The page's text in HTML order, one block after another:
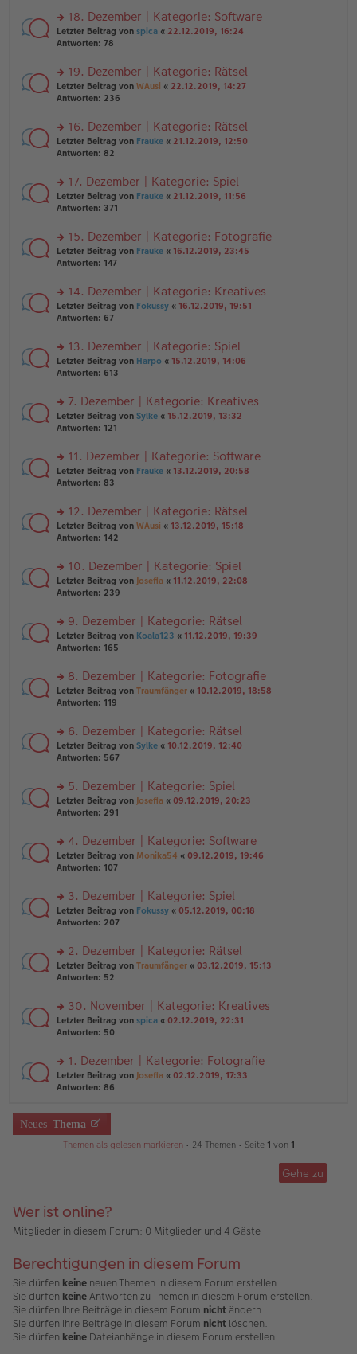
tr
a
g
e
n
er
tr
a
g
n
g
el
e
n
er
tr
a
g
rs
te
n
g
el
e
n
er
tr
a
g
18. Dezember | Kategorie: Software
Letzter Beitrag von spica « 22.12.2019, 16:24
Antworten: 78
rs
te
n
g
el
e
n
er
tr
a
g
19. Dezember | Kategorie: Rätsel
Letzter Beitrag von WAusi « 22.12.2019, 14:27
Antworten: 236
rs
te
n
g
el
e
n
er
tr
a
g
16. Dezember | Kategorie: Rätsel
Letzter Beitrag von Frauke « 21.12.2019, 12:50
Antworten: 82
rs
te
n
g
el
e
n
er
tr
a
g
17. Dezember | Kategorie: Spiel
Letzter Beitrag von Frauke « 21.12.2019, 11:56
Antworten: 371
rs
te
n
g
el
e
n
er
tr
a
g
15. Dezember | Kategorie: Fotografie
Letzter Beitrag von Frauke « 16.12.2019, 23:45
Antworten: 147
rs
te
n
g
el
e
n
er
tr
a
g
14. Dezember | Kategorie: Kreatives
Letzter Beitrag von Fokussy « 16.12.2019, 19:51
Antworten: 67
rs
te
n
g
el
e
n
er
tr
a
g
13. Dezember | Kategorie: Spiel
Letzter Beitrag von Harpo « 15.12.2019, 14:06
Antworten: 613
rs
te
n
g
el
e
n
er
tr
a
g
7. Dezember | Kategorie: Kreatives
Letzter Beitrag von Sylke « 15.12.2019, 13:32
Antworten: 121
rs
te
n
g
el
e
n
er
tr
a
g
11. Dezember | Kategorie: Software
Letzter Beitrag von Frauke « 13.12.2019, 20:58
Antworten: 83
rs
te
n
g
el
e
n
er
tr
a
g
12. Dezember | Kategorie: Rätsel
Letzter Beitrag von WAusi « 13.12.2019, 15:18
Antworten: 142
rs
te
n
g
el
e
n
er
tr
a
g
10. Dezember | Kategorie: Spiel
Letzter Beitrag von Josefia « 11.12.2019, 22:08
Antworten: 239
rs
te
n
g
el
e
n
er
tr
a
g
9. Dezember | Kategorie: Rätsel
Letzter Beitrag von Koala123 « 11.12.2019, 19:39
Antworten: 165
rs
te
n
g
el
e
n
er
tr
a
g
8. Dezember | Kategorie: Fotografie
Letzter Beitrag von Traumfänger « 10.12.2019, 18:58
Antworten: 119
rs
te
n
g
el
e
n
er
tr
a
g
6. Dezember | Kategorie: Rätsel
Letzter Beitrag von Sylke « 10.12.2019, 12:40
Antworten: 567
rs
te
n
g
el
e
n
er
tr
a
g
5. Dezember | Kategorie: Spiel
Letzter Beitrag von Josefia « 09.12.2019, 20:23
Antworten: 291
rs
te
n
g
el
e
n
er
tr
a
g
4. Dezember | Kategorie: Software
Letzter Beitrag von Monika54 « 09.12.2019, 19:46
Antworten: 107
rs
te
n
g
el
e
n
er
tr
a
g
3. Dezember | Kategorie: Spiel
Letzter Beitrag von Fokussy « 05.12.2019, 00:18
Antworten: 207
rs
te
n
g
el
e
n
er
tr
a
2. Dezember | Kategorie: Rätsel
Letzter Beitrag von Traumfänger « 03.12.2019, 15:13
Antworten: 52
rs
te
n
g
el
e
n
er
30. November | Kategorie: Kreatives
Letzter Beitrag von spica « 02.12.2019, 22:31
Antworten: 50
rs
te
n
g
ei
tr
1. Dezember | Kategorie: Fotografie
Letzter Beitrag von Josefia « 02.12.2019, 17:33
Antworten: 86
Neues Thema
Themen als gelesen markieren• 24 Themen • Seite 1 von 1
Gehe zu
Wer ist online?
Mitglieder in diesem Forum: 0 Mitglieder und 4 Gäste
Berechtigungen in diesem Forum
Sie dürfen keine neuen Themen in diesem Forum erstellen.
Sie dürfen keineAntworten zu Themen in diesem Forum erstellen.
Sie dürfen Ihre Beiträge in diesem Forum nicht ändern.
Sie dürfen Ihre Beiträge in diesem Forum nicht löschen.
Sie dürfen keine Dateianhänge in diesem Forum erstellen.